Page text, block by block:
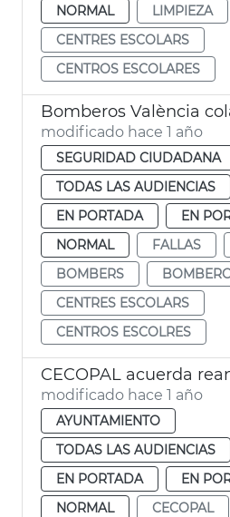
NORMAL
LIMPIEZA
CENTRES ESCOLARS
CENTROS ESCOLARES
modificado hace 1 año
SEGURIDAD CIUDADANA
TODAS LAS AUDIENCIAS
EN PORTADA
EN
NORMAL
FALLAS
BOMBERS
CENTRES ESCOLARS
CENTROS ESCOLRES
modificado hace 1 año
AYUNTAMIENTO
TODAS LAS AUDIENCIAS
EN PORTADA
EN
NORMAL
CECOPAL